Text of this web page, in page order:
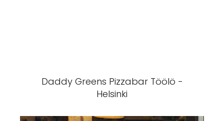
Daddy Greens Pizzabar Töölö -
Helsinki